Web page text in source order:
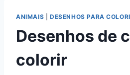
ANIMAIS DESENHOS PARA
Desenhos de
colorir